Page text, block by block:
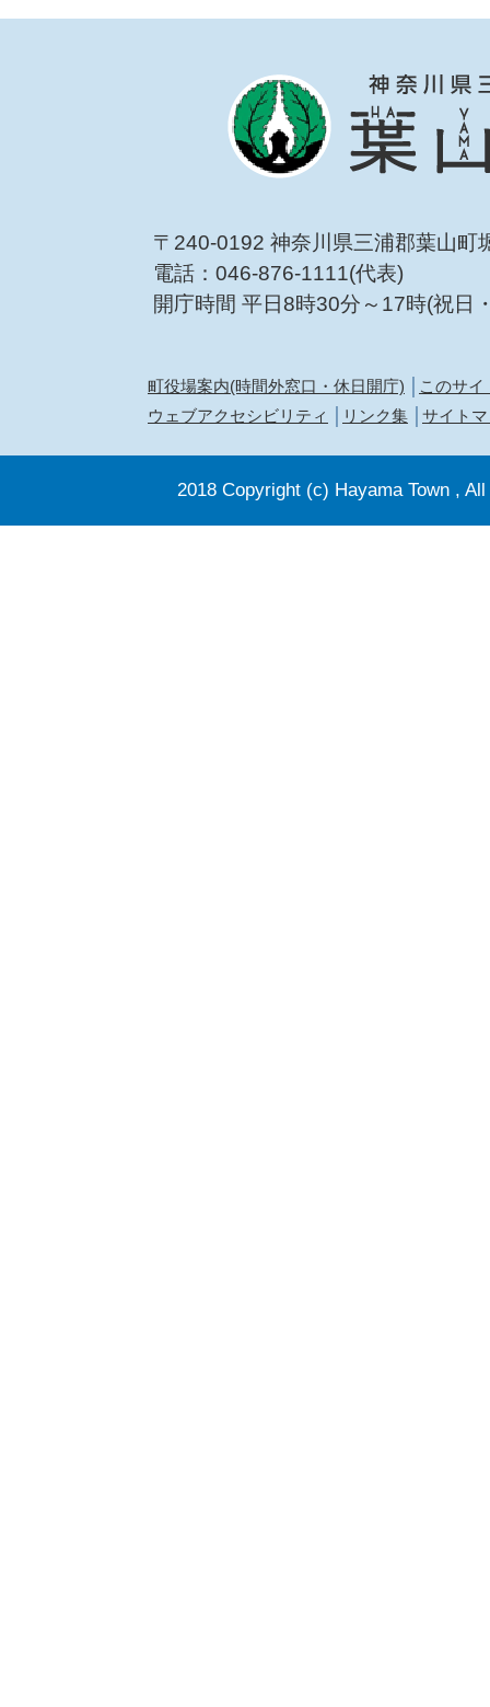
〒240-0192 神奈川県三浦郡葉山町
電話：046-876-1111(代表)
開庁時間 平日8時30分～17時(祝日
町役場案内(時間外窓口・休日開庁)
このサイ
ウェブアクセシビリティ
リンク集 サイト
2018 Copyright (c) Hayama Town ,